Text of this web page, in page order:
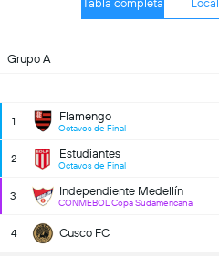
Tabla completa Local
Grupo A
1 Flamengo
Octavos de Final
2 Estudiantes
Octavos de Final
3 Independiente Medellín
CONMEBOL Copa Sudamericana
4 Cusco FC